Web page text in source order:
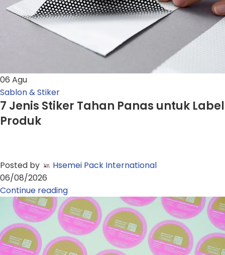
06 Agu
Sablon & Stiker
7 Jenis Stiker Tahan Panas untuk Label
Produk
Posted by
Hsemei Pack International
06/08/2026
Continue reading